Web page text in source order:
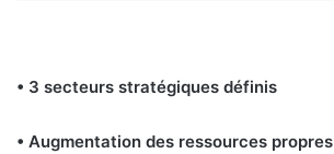
• 3 secteurs stratégiques définis
• Augmentation des ressources propres